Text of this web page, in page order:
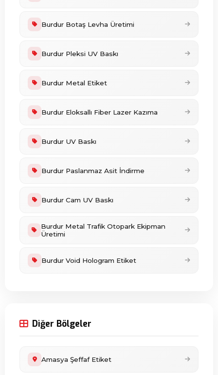
Burdur Botaş Levha Üretimi
Burdur Pleksi UV Baskı
Burdur Metal Etiket
Burdur Eloksallı Fiber Lazer Kazıma
Burdur UV Baskı
Burdur Paslanmaz Asit İndirme
Burdur Cam UV Baskı
Burdur Metal Trafik Otopark Ekipman
Üretimi
Burdur Void Hologram Etiket
Diğer Bölgeler
Amasya Şeffaf Etiket